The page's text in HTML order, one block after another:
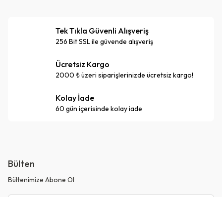
Tek Tıkla Güvenli Alışveriş
256 Bit SSL ile güvende alışveriş
Ücretsiz Kargo
2000 ₺ üzeri siparişlerinizde ücretsiz kargo!
Kolay İade
60 gün içerisinde kolay iade
Bülten
Bültenimize Abone Ol